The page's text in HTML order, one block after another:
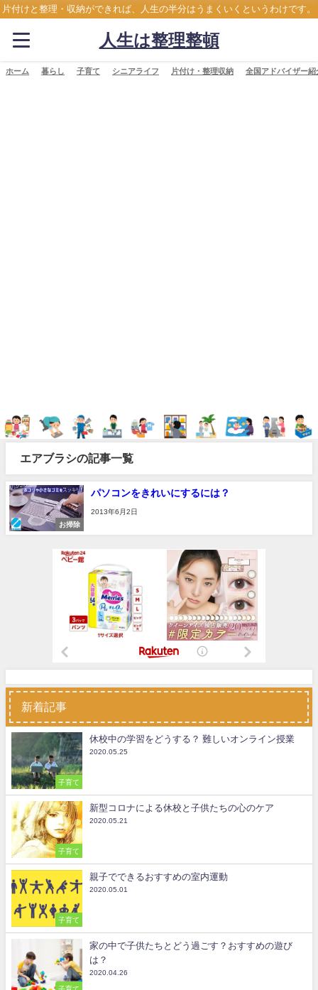
片付けと整理・収納ができれば、人生の半分はうまくいくというわけです。
人生は整理整頓
ホーム 暮らし 子育て シニアライフ 片付け・整理収納 全国アドバイザー紹
エアブラシの記事一覧
お掃除
パソコンをきれいにするには？
2013年6月2日
新着記事
子育て
休校中の学習をどうする？ 難しいオンライン授業
2020.05.25
子育て
新型コロナによる休校と子供たちの心のケア
2020.05.21
子育て
親子でできるおすすめの室内運動
2020.05.01
子育て
家の中で子供たちとどう過ごす？おすすめの遊び
は？
2020.04.26